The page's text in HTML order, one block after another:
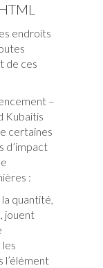
endroits
de ces
–
Kubaitis
certaines
d’impact
:
quantité,
jouent
les
l’élément